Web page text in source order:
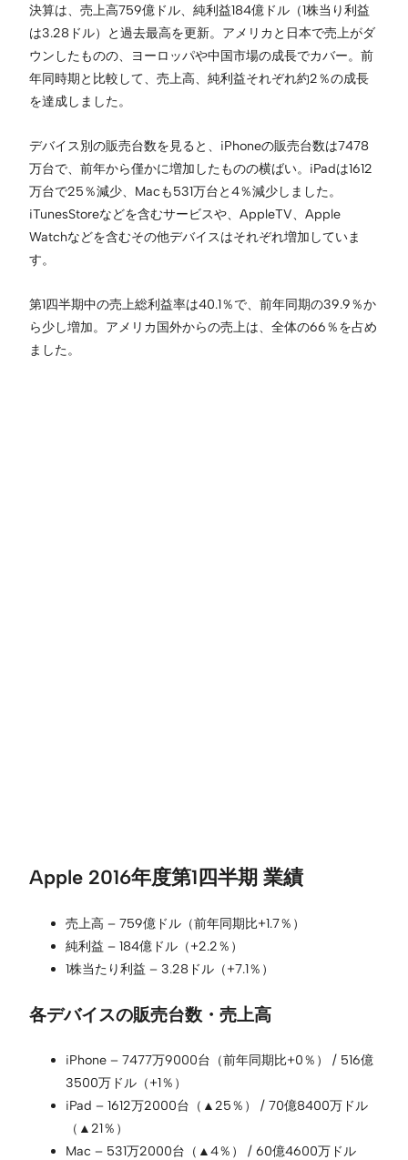
決算は、売上高759億ドル、純利益184億ドル（1株当り利益
は3.28ドル）と過去最高を更新。アメリカと日本で売上がダ
ウンしたものの、ヨーロッパや中国市場の成長でカバー。前
年同時期と比較して、売上高、純利益それぞれ約2％の成長
を達成しました。
デバイス別の販売台数を見ると、iPhoneの販売台数は7478
万台で、前年から僅かに増加したものの横ばい。iPadは1612
万台で25％減少、Macも531万台と4％減少しました。
iTunesStoreなどを含むサービスや、AppleTV、Apple
Watchなどを含むその他デバイスはそれぞれ増加していま
す。
第1四半期中の売上総利益率は40.1％で、前年同期の39.9％か
ら少し増加。アメリカ国外からの売上は、全体の66％を占め
ました。
Apple 2016年度第1四半期 業績
売上高 – 759億ドル（前年同期比+1.7％）
純利益 – 184億ドル（+2.2％）
1株当たり利益 – 3.28ドル（+7.1％）
各デバイスの販売台数・売上高
iPhone – 7477万9000台（前年同期比+0％） / 516億
3500万ドル（+1％）
iPad – 1612万2000台（▲25％） / 70億8400万ドル
（▲21％）
Mac – 531万2000台（▲4％） / 60億4600万ドル